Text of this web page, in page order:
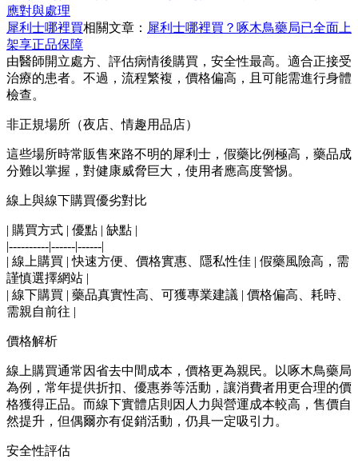
應對與處理
犀利士哪裡買相關文章： 犀利士哪裡買？啄木鳥藥局已全面上
架享正品保障
由醫師開立處方、評估病情後購買，安全性最高。適合正接受
治療的患者。不過，流程繁複，價格偏高，且可能需進行身體
檢查。
非正規場所（夜店、情趣用品店）
這些場所時常販售來路不明的犀利士，假藥比例極高，藥品成
分難以掌握，對健康威脅巨大，使用者應高度警惕。
線上與線下購買優劣對比
| 購買方式 | 優點 | 缺點 |
|----------|------|------|
| 線上購買 | 快速方便、價格實惠、隱私性佳 | 假藥風險高，需
謹慎選擇網站 |
| 線下購買 | 藥品真實性高、可獲專業建議 | 價格偏高、耗時、
需親自前往 |
價格解析
線上購買通常因省去中間成本，價格更為親民。以啄木鳥藥局
為例，常年提供折扣、優惠券等活動，讓消費者用更合理的價
格獲得正品。而線下實體店則因人力與營運成本較高，售價自
然提升，但偶爾亦有促銷活動，仍具一定吸引力。
安全性評估